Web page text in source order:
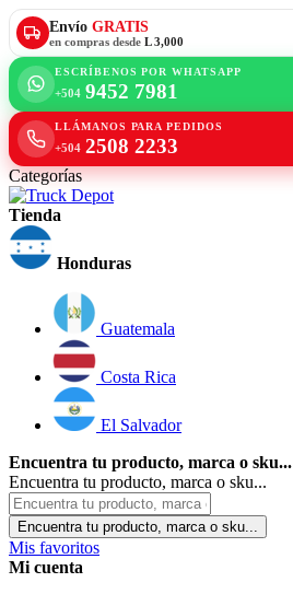
Envío GRATIS
en compras desde L 3,000
ESCRÍBENOS POR WHATSAPP
+504 9452 7981
LLÁMANOS PARA PEDIDOS
+504 2508 2233
Categorías
Tienda
Honduras
Guatemala
Costa Rica
El Salvador
Encuentra tu producto, marca o sku...
Encuentra tu producto, marca o sku...
Encuentra tu producto, marca o sku...
Mis favoritos
Mi cuenta